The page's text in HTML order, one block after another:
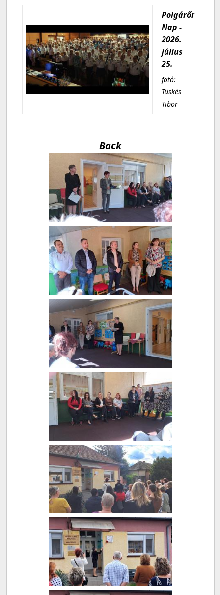
Polgárőr
Nap -
2026.
július
25.
fotó:
Tüskés
Tibor
Back